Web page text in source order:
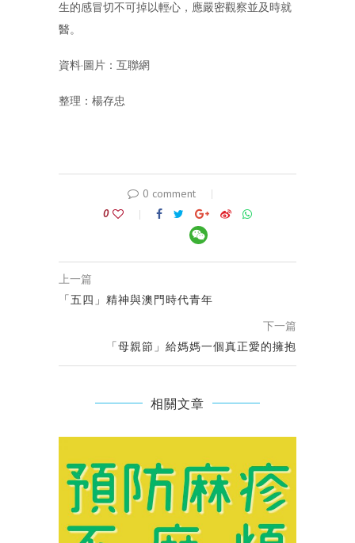
生的感冒切不可掉以輕心，應嚴密觀察並及時就
醫。
資料·圖片：互聯網
整理：楊存忠
0 comment
0
上一篇
「五四」精神與澳門時代青年
下一篇
「母親節」給媽媽一個真正愛的擁抱
相關文章